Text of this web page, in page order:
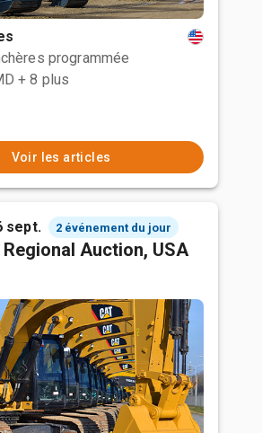
programmée
+ 8 plus
Voir les articles
sept. 2 événement du jour
Auction, USA